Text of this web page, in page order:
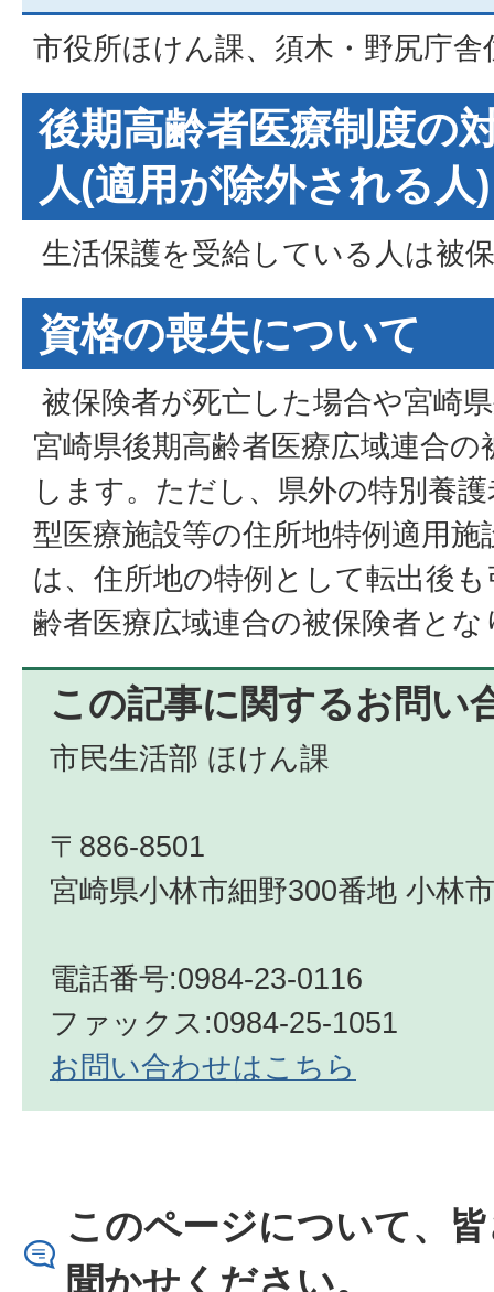
市役所ほけん課、須木・野尻庁舎
後期高齢者医療制度の
人(適用が除外される人)
生活保護を受給している人は被
資格の喪失について
被保険者が死亡した場合や宮崎
宮崎県後期高齢者医療広域連合
します。ただし、県外の特別養
型医療施設等の住所地特例適用
は、住所地の特例として転出後
齢者医療広域連合の被保険者とな
この記事に関するお問い
市民生活部 ほけん課
〒886-8501
宮崎県小林市細野300番地 小林
電話番号:0984-23-0116
ファックス:0984-25-1051
お問い合わせはこちら
このページについて、
聞かせください。